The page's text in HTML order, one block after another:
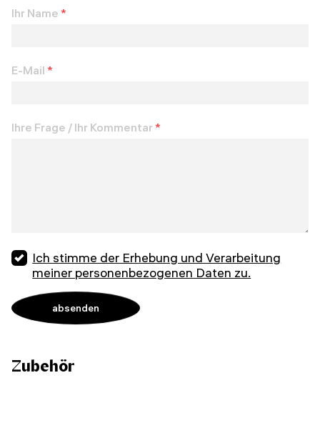
Ihr Name *
E-Mail *
Ihre Frage / Ihr Kommentar*
Ich stimme der Erhebung und Verarbeitung
meiner personenbezogenen Daten zu.
Zubehör